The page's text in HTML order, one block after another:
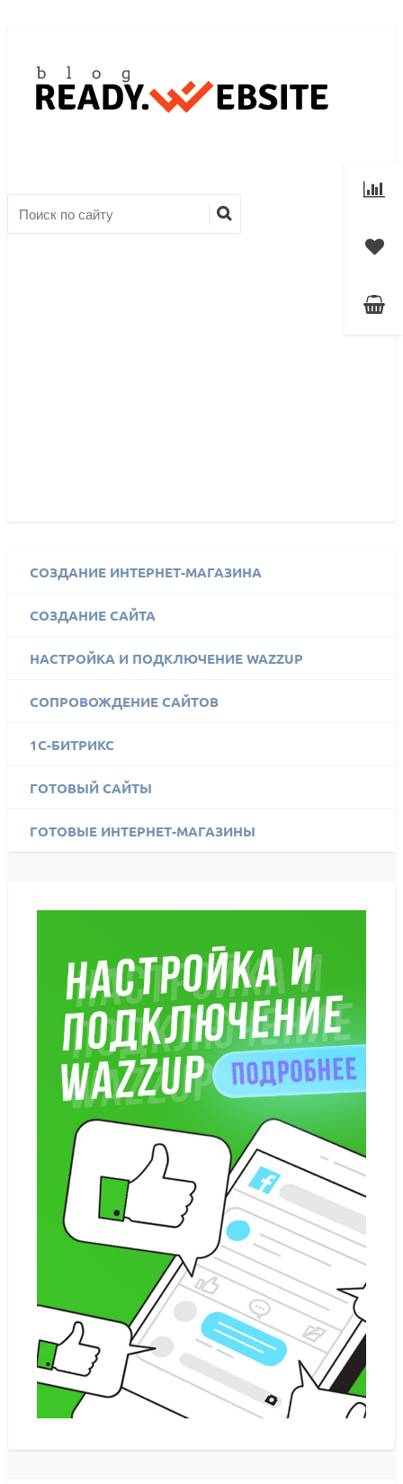
СОЗДАНИЕ ИНТЕРНЕТ-МАГАЗИНА
СОЗДАНИЕ САЙТА
НАСТРОЙКА И ПОДКЛЮЧЕНИЕ WAZZUP
СОПРОВОЖДЕНИЕ САЙТОВ
1C-БИТРИКС
ГОТОВЫЙ САЙТЫ
ГОТОВЫЕ ИНТЕРНЕТ-МАГАЗИНЫ